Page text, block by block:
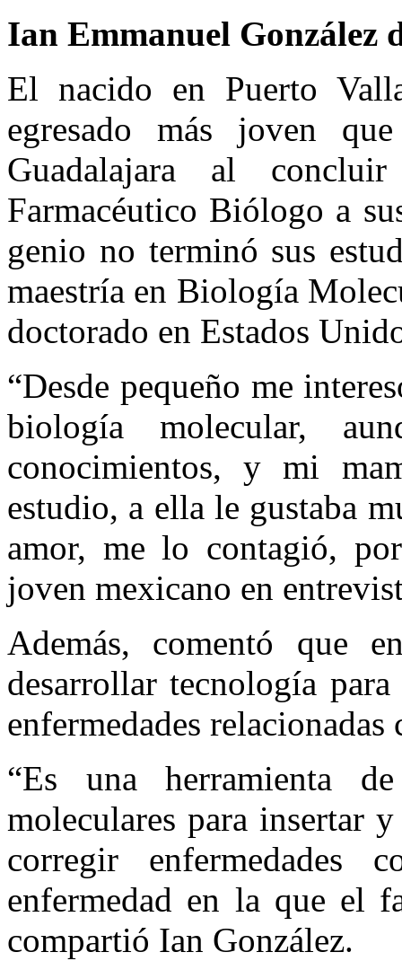
Ian Emmanuel González
El nacido en Puerto
egresado más joven
Guadalajara al
Farmacéutico Biólogo a
genio no terminó sus
maestría en Biología
doctorado en Estados
“Desde pequeño me
biología molecular,
conocimientos, y mi
estudio, a ella le gustaba
amor, me lo contagió,
joven mexicano en
Además, comentó que
desarrollar tecnología
enfermedades relacionadas
“Es una herramienta
moleculares para insertar
corregir enfermedades
enfermedad en la que el
compartió Ian González.